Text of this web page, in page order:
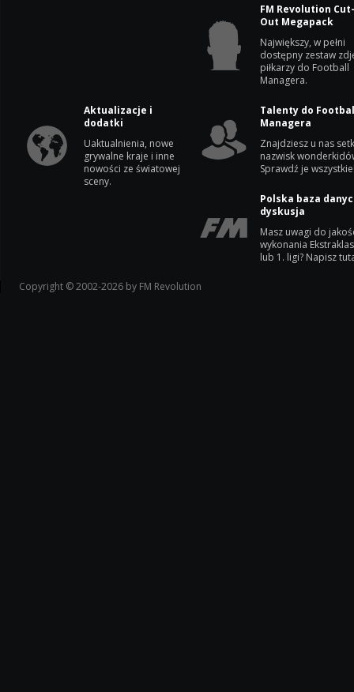
FM Revolution
Out Megapack
Największy, w pełni
dostępny zestaw
piłkarzy do Football
Managera.
Aktualizacje i
dodatki
Uaktualnienia, nowe
grywalne kraje i inne
nowości ze światowej
sceny.
Talenty do
Managera
Znajdziesz u nas
nazwisk
Sprawdź je
Polska baza
dyskusja
Masz uwagi do
wykonania
lub 1. ligi? Napisz
Copyright © 2002-2026 by FM Revolution